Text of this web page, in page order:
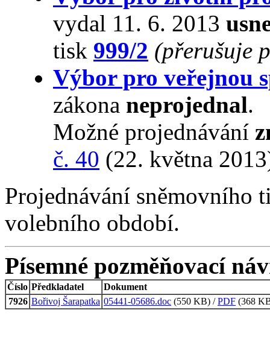
vydal 11. 6. 2013
tisk 999/2 (přerušuje
Výbor pro veřejnou
zákona neprojednal.
Možné projednávání
č. 40 (22. května
Projednávání sněmovního
volebního období.
Písemné pozměňovací
Číslo Předkladatel
Dokument
7926 Bořivoj Šarapatka 05441-05686.doc (550 KB) /PDF (368